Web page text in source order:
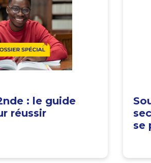
: le guide
réussir
se